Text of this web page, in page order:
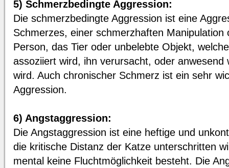
5) Schmerzbedingte Aggression:
Die schmerzbedingte Aggression ist eine
Schmerzes, einer schmerzhaften Manipulation
Person, das Tier oder unbelebte Objekt,
assoziiert wird, ihn verursacht, oder anwesend
wird. Auch chronischer Schmerz ist ein sehr
Aggression.
6) Angstaggression:
Die Angstaggression ist eine heftige und
die kritische Distanz der Katze unterschritten
mental keine Fluchtmöglichkeit besteht. Die